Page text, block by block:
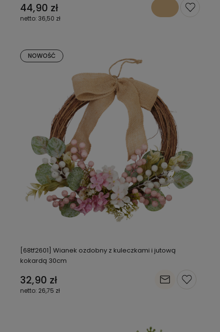
44,90 zł
36,50 zł
[68tf2601] Wianek ozdobny z kuleczkami i jutową
kokardą 30cm
32,90 zł
26,75 zł
NOWOŚĆ